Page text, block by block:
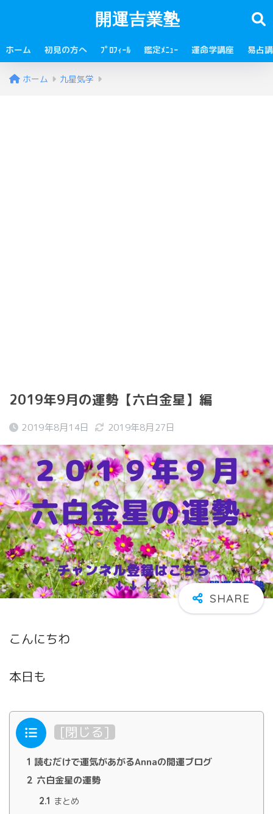
開運吉業塾
ホーム 初見の方へ ﾌﾟﾛﾌｨｰﾙ 鑑定ﾒﾆｭｰ 運命学講座 易占
ホーム 九星気学
2019年9月の運勢【六白金星】編
2019年8月14日 2019年8月27日
こんにちわ
本日も
目次 [閉じる]
1 読むだけで運気があがるAnnaの開運ブログ
2 六白金星の運勢
2.1 まとめ